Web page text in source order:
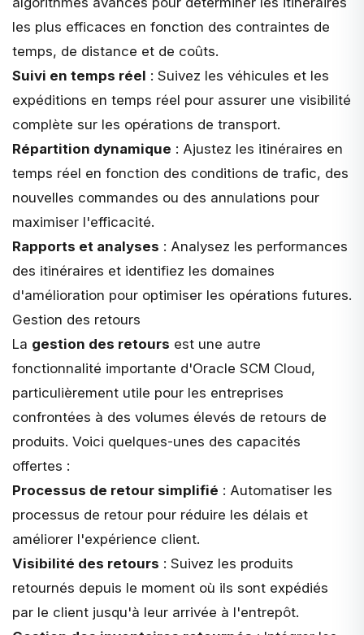
les plus efficaces en fonction des contraintes de
temps, de distance et de coûts.
Suivi en temps réel : Suivez les véhicules et les
expéditions en temps réel pour assurer une visibilité
complète sur les opérations de transport.
Répartition dynamique : Ajustez les itinéraires en
temps réel en fonction des conditions de trafic, des
nouvelles commandes ou des annulations pour
maximiser l'efficacité.
Rapports et analyses : Analysez les performances
des itinéraires et identifiez les domaines
d'amélioration pour optimiser les opérations futures.
Gestion des retours
La gestion des retours est une autre
fonctionnalité importante d'Oracle SCM Cloud,
particulièrement utile pour les entreprises
confrontées à des volumes élevés de retours de
produits. Voici quelques-unes des capacités
offertes :
Processus de retour simplifié : Automatiser les
processus de retour pour réduire les délais et
améliorer l'expérience client.
Visibilité des retours : Suivez les produits
retournés depuis le moment où ils sont expédiés
par le client jusqu'à leur arrivée à l'entrepôt.